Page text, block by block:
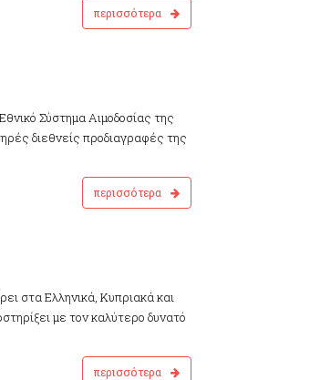
περισσότερα
Σύστημα Αιμοδοσίας της
διεθνείς προδιαγραφές της
περισσότερα
στα Ελληνικά, Κυπριακά και
με τον καλύτερο δυνατό
περισσότερα